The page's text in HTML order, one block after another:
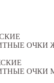
ОЧКИ
ОЧКИ